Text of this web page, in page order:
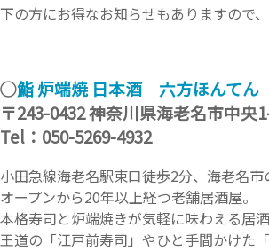
下の方にお得なお知らせもありますので
◯鮨 炉端焼 日本酒 六方ほんてん
〒243-0432 神奈川県海老名市中央
Tel：050-5269-4932
小田急線海老名駅東口徒歩2分、海老名市
オープンから20年以上経つ老舗居酒屋。
本格寿司と炉端焼きが気軽に味わえる居
王道の「江戸前寿司」やひと手間かけた「